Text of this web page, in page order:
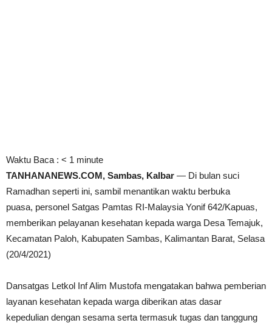
Waktu Baca : < 1 minute
TANHANANEWS.COM, Sambas, Kalbar — Di bulan suci
Ramadhan seperti ini, sambil menantikan waktu berbuka
puasa, personel Satgas Pamtas RI-Malaysia Yonif 642/Kapuas,
memberikan pelayanan kesehatan kepada warga Desa Temajuk,
Kecamatan Paloh, Kabupaten Sambas, Kalimantan Barat, Selasa
(20/4/2021)
Dansatgas Letkol Inf Alim Mustofa mengatakan bahwa pemberian
layanan kesehatan kepada warga diberikan atas dasar
kepedulian dengan sesama serta termasuk tugas dan tanggung